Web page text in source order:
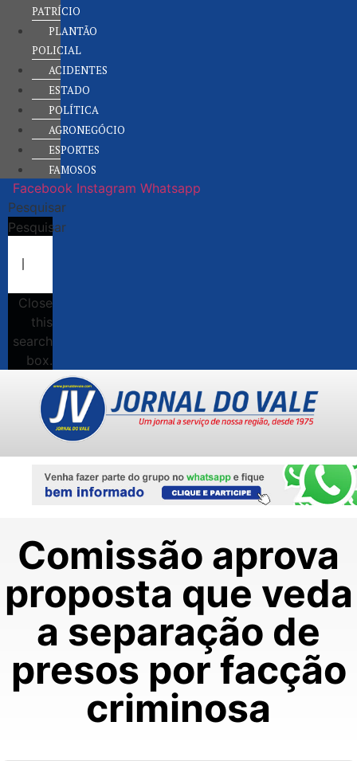
PATRÍCIO
PLANTÃO
POLICIAL
ACIDENTES
ESTADO
POLÍTICA
AGRONEGÓCIO
ESPORTES
FAMOSOS
Facebook Instagram Whatsapp
Pesquisar
Pesquisar
Close
this
search
box.
Comissão aprova
proposta que veda
a separação de
presos por facção
criminosa